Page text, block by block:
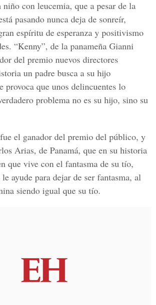
con leucemia, que a pesar de la
pasando nunca deja de sonreír,
espíritu de esperanza y positivismo
“Kenny”, de la panameña Gianni
del premio nuevos directores
un padre busca a su hijo
provoca que unos delincuentes lo
problema no es su hijo, sino su
el ganador del premio del público, y
Arias, de Panamá, que en su historia
que vive con el fantasma de su tío,
ayude para dejar de ser fantasma, al
siendo igual que su tío.